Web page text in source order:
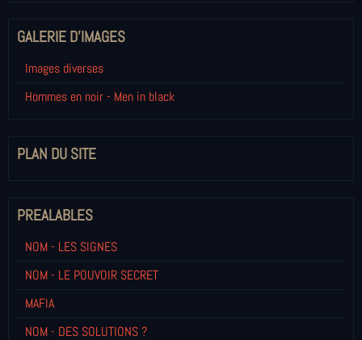
GALERIE D'IMAGES
Images diverses
Hommes en noir - Men in black
PLAN DU SITE
PREALABLES
NOM - LES SIGNES
NOM - LE POUVOIR SECRET
MAFIA
NOM - DES SOLUTIONS ?